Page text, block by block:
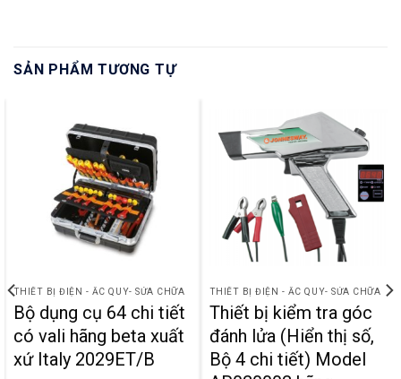
SẢN PHẨM TƯƠNG TỰ
THIẾT BỊ ĐIỆN - ẮC QUY- SỬA CHỮA
Bộ dụng cụ 64 chi tiết
có vali hãng beta xuất
xứ Italy 2029ET/B
THIẾT BỊ ĐIỆN - ẮC QUY- SỬA CHỮA
Thiết bị kiểm tra góc
đánh lửa (Hiển thị số,
Bộ 4 chi tiết) Model